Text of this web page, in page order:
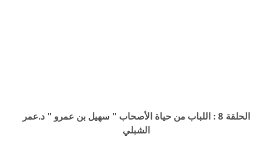
الحلقة 8 : اللباب من حياة الأصحاب " سهيل بن عمرو " د.عمر
الشبلي